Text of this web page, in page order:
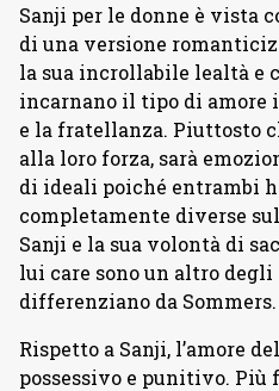
Sanji per le donne è vista
di una versione
la sua incrollabile lealtà e
incarnano il tipo di amore
e la fratellanza. Piuttosto
alla loro forza, sarà
di ideali poiché entrambi
completamente diverse
Sanji e la sua volontà di
lui care sono un altro
differenziano da Sommers.
Rispetto a Sanji, l’amore
possessivo e punitivo.